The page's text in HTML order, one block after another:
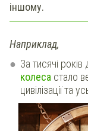
іншому.
Наприклад,
За тисячі
колеса стало
цивілізації та